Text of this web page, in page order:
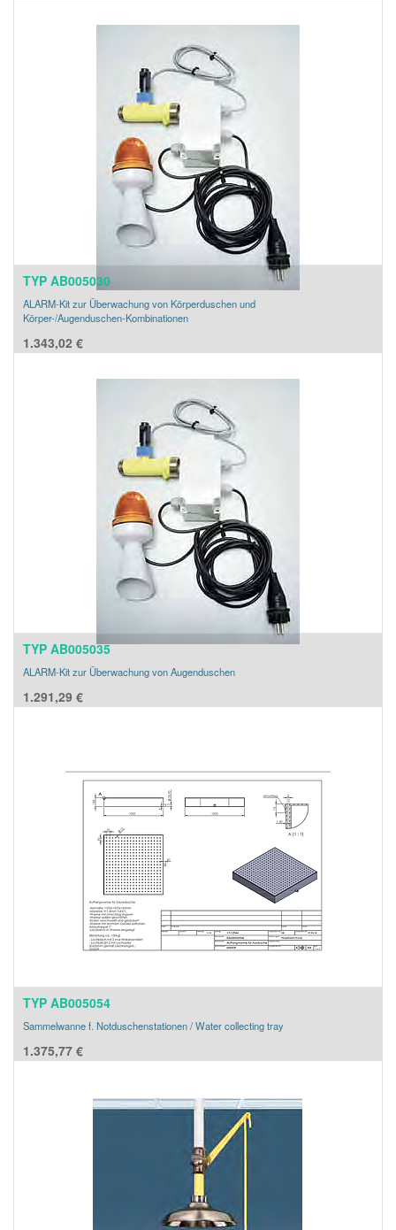
TYP AB005030
ALARM-Kit zur Überwachung von Körperduschen und
Körper-/Augenduschen-Kombinationen
1.343,02 €
TYP AB005035
ALARM-Kit zur Überwachung von Augenduschen
1.291,29 €
TYP AB005054
Sammelwanne f. Notduschenstationen / Water collecting tray
1.375,77 €